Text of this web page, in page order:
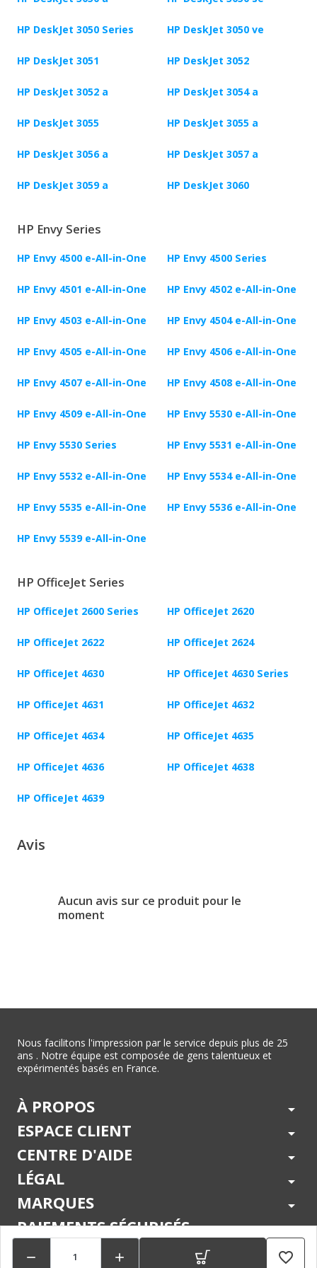
  favorite_border
HP DeskJet 3050 Series HP DeskJet 3050 ve
HP DeskJet 3051 HP DeskJet 3052
HP DeskJet 3052 a HP DeskJet 3054 a
HP DeskJet 3055 HP DeskJet 3055 a
HP DeskJet 3056 a HP DeskJet 3057 a
HP DeskJet 3059 a HP DeskJet 3060
HP Envy Series
HP Envy 4500 e-All-in-One HP Envy 4500 Series
HP Envy 4501 e-All-in-One HP Envy 4502 e-All-in-One
HP Envy 4503 e-All-in-One HP Envy 4504 e-All-in-One
HP Envy 4505 e-All-in-One HP Envy 4506 e-All-in-One
HP Envy 4507 e-All-in-One HP Envy 4508 e-All-in-One
HP Envy 4509 e-All-in-One HP Envy 5530 e-All-in-One
HP Envy 5530 Series HP Envy 5531 e-All-in-One
HP Envy 5532 e-All-in-One HP Envy 5534 e-All-in-One
HP Envy 5535 e-All-in-One HP Envy 5536 e-All-in-One
HP Envy 5539 e-All-in-One
HP OfficeJet Series
HP OfficeJet 2600 Series HP OfficeJet 2620
HP OfficeJet 2622 HP OfficeJet 2624
HP OfficeJet 4630 HP OfficeJet 4630 Series
HP OfficeJet 4631 HP OfficeJet 4632
HP OfficeJet 4634 HP OfficeJet 4635
HP OfficeJet 4636 HP OfficeJet 4638
HP OfficeJet 4639
Avis
Aucun avis sur ce produit pour le
moment
Nous facilitons l'impression par le service depuis plus de 25
ans . Notre équipe est composée de gens talentueux et
expérimentés basés en France.
À PROPOS arrow_drop_down
ESPACE CLIENT arrow_drop_down
CENTRE D'AIDE arrow_drop_down
LÉGAL arrow_drop_down
MARQUES arrow_drop_down
PAIEMENTS SÉCURISÉS arrow_drop_down
SUIVEZ NOUS ! arrow_drop_down